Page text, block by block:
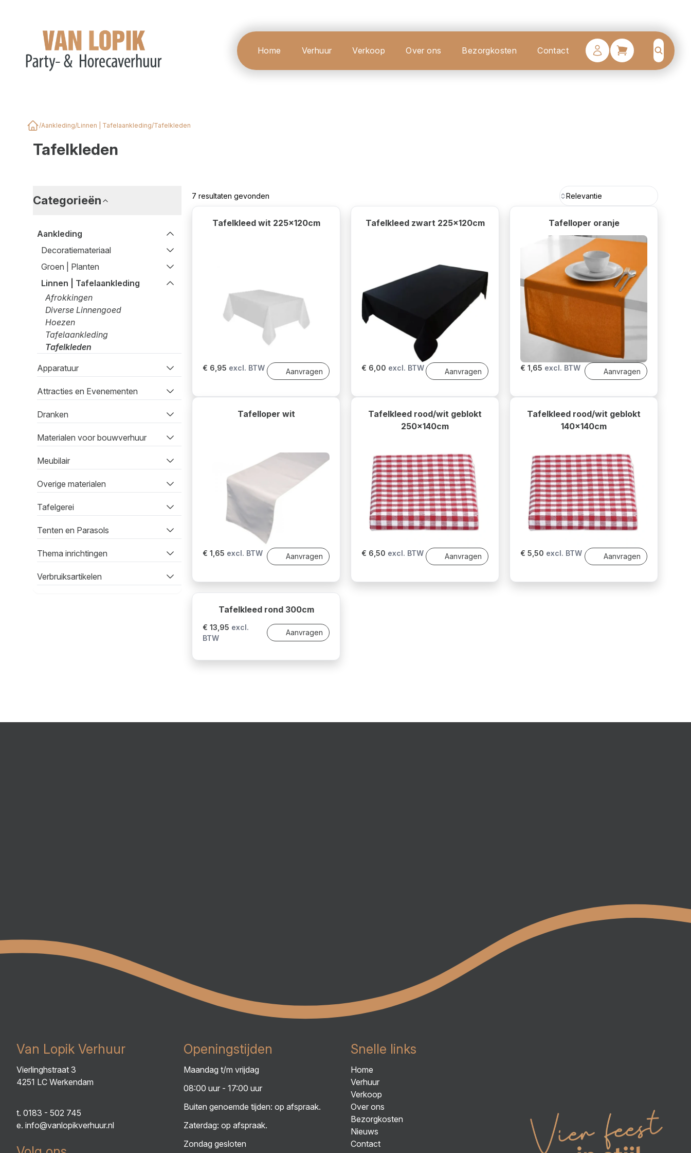
Home Verhuur Verkoop Over ons Bezorgkosten Contact
Search
/Aankleding/Linnen | Tafelaankleding/Tafelkleden
Tafelkleden
Categorieën
Aankleding
Decoratiemateriaal
Groen | Planten
Linnen | Tafelaankleding
Afrokkingen
Diverse Linnengoed
Hoezen
Tafelaankleding
Tafelkleden
Apparatuur
Attracties en Evenementen
Dranken
Materialen voor bouwverhuur
Meubilair
Overige materialen
Tafelgerei
Tenten en Parasols
Thema inrichtingen
Verbruiksartikelen
7 resultaten gevonden Relevantie
Tafelkleed wit 225x120cm
€ 6,95 excl. BTW Aanvragen
Tafelkleed zwart 225x120cm
€ 6,00 excl. BTW Aanvragen
Tafelloper oranje
€ 1,65 excl. BTW Aanvragen
Tafelloper wit
€ 1,65 excl. BTW Aanvragen
Tafelkleed rood/wit geblokt
250x140cm
€ 6,50 excl. BTW Aanvragen
Tafelkleed rood/wit geblokt
140x140cm
€ 5,50 excl. BTW Aanvragen
Tafelkleed rond 300cm
€ 13,95 excl.
BTW
Aanvragen
Van Lopik Verhuur
Vierlinghstraat 3
4251 LC Werkendam
t. 0183 - 502 745
e. info@vanlopikverhuur.nl
Openingstijden
Maandag t/m vrijdag
08:00 uur - 17:00 uur
Buiten genoemde tijden: op afspraak.
Zaterdag: op afspraak.
Zondag gesloten
Snelle links
Home
Verhuur
Verkoop
Over ons
Bezorgkosten
Nieuws
Contact